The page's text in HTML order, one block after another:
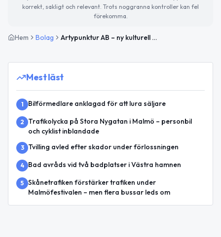
korrekt, sakligt och relevant. Trots noggranna kontroller kan fel
förekomma.
Hem Bolag Artypunktur AB – ny kulturell och pedagogisk verksamhet
Mest läst
1 Bilförmedlare anklagad för att lura säljare
2
Trafikolycka på Stora Nygatan i Malmö – personbil
och cyklist inblandade
3 Tvilling avled efter skador under förlossningen
4 Bad avråds vid två badplatser i Västra hamnen
5 Skånetrafiken förstärker trafiken under
Malmöfestivalen – men flera bussar leds om